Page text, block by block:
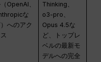
OpenAI、
な
）へのアク
Thinking、
o3-pro、
Opus 4.5な
ど、トップレ
ベルの最新モ
デルへの完全